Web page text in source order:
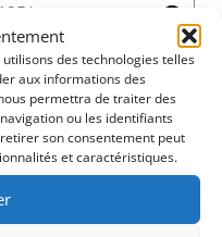
des technologies telles
aux informations des
permettra de traiter des
ou les identifiants
son consentement peut
et caractéristiques.
avec Technologie
pickup sèche et
de drainage
technologie anti-
plein doubles, il
litres par minute,
même par
125$